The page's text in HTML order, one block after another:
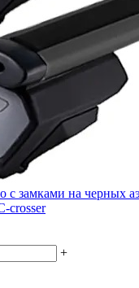
с замками на черных
crosser
+